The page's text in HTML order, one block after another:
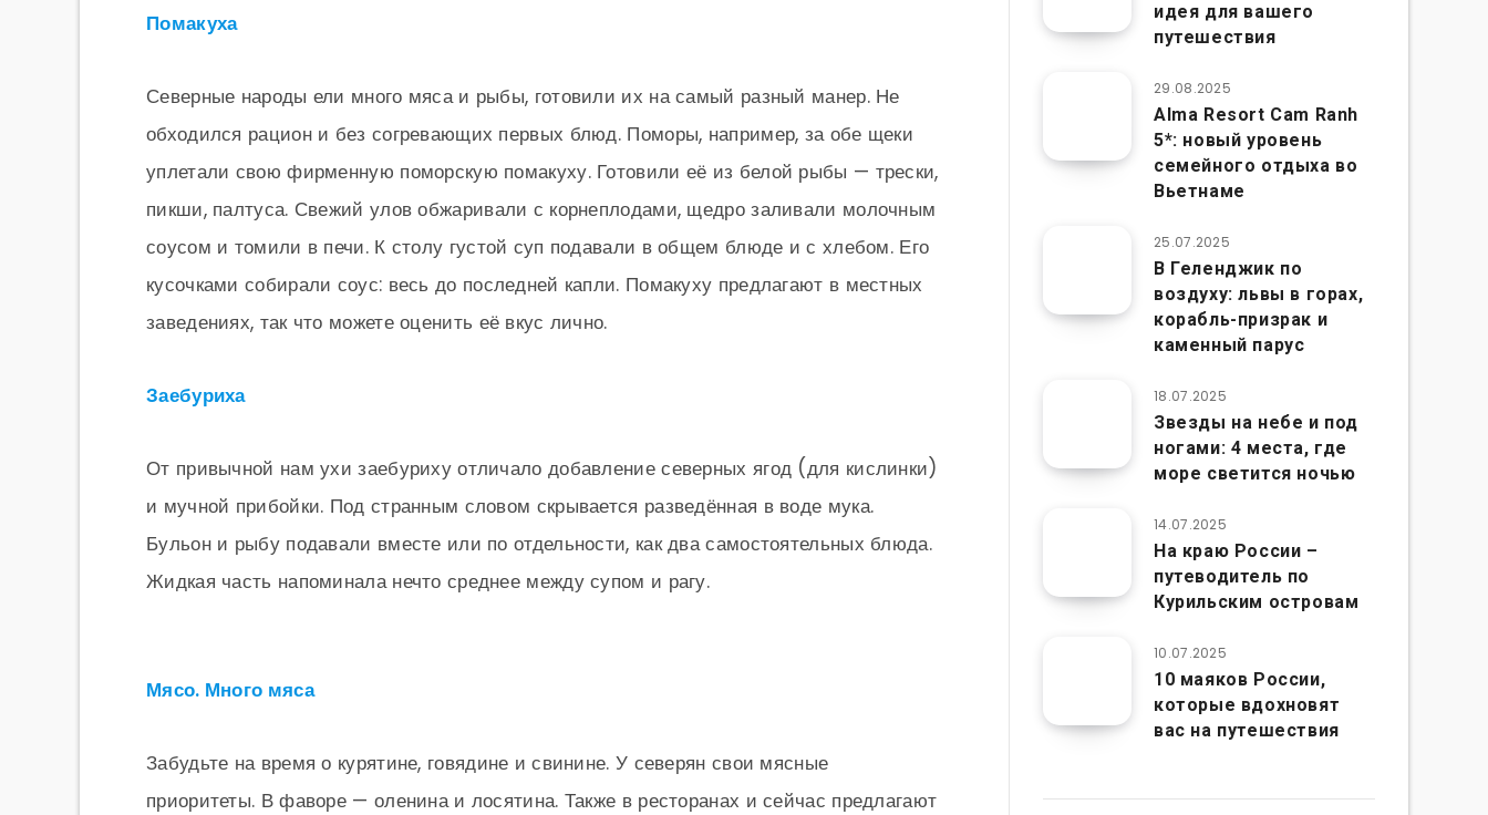
Помакуха
Северные народы ели много мяса и рыбы, готовили их на самый разный манер. Не
обходился рацион и без согревающих первых блюд. Поморы, например, за обе щеки
уплетали свою фирменную поморскую помакуху. Готовили её из белой рыбы — трески,
пикши, палтуса. Свежий улов обжаривали с корнеплодами, щедро заливали молочным
соусом и томили в печи. К столу густой суп подавали в общем блюде и с хлебом. Его
кусочками собирали соус: весь до последней капли. Помакуху предлагают в местных
заведениях, так что можете оценить её вкус лично.
Заебуриха
От привычной нам ухи заебуриху отличало добавление северных ягод (для кислинки)
и мучной прибойки. Под странным словом скрывается разведённая в воде мука.
Бульон и рыбу подавали вместе или по отдельности, как два самостоятельных блюда.
Жидкая часть напоминала нечто среднее между супом и рагу.
Мясо. Много мяса
Забудьте на время о курятине, говядине и свинине. У северян свои мясные
приоритеты. В фаворе — оленина и лосятина. Также в ресторанах и сейчас предлагают
идея для вашего
путешествия
29.08.2025
Alma Resort Cam Ranh
5*: новый уровень
семейного отдыха во
Вьетнаме
25.07.2025
В Геленджик по
воздуху: львы в горах,
корабль-призрак и
каменный парус
18.07.2025
Звезды на небе и под
ногами: 4 места, где
море светится ночью
14.07.2025
На краю России –
путеводитель по
Курильским островам
10.07.2025
10 маяков России,
которые вдохновят
вас на путешествия